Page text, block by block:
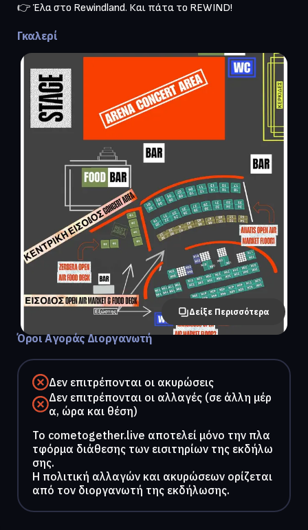
👉 Έλα στο Rewindland. Και πάτα το REWIND!
Γκαλερί
Δείξε Περισσότερα
Όροι Αγοράς Διοργανωτή
Δεν επιτρέπονται οι ακυρώσεις
Δεν επιτρέπονται οι αλλαγές (σε άλλη μέρ
α, ώρα και θέση)
To cometogether.live αποτελεί μόνο την πλα
τφόρμα διάθεσης των εισιτηρίων της εκδήλω
σης.
Η πολιτική αλλαγών και ακυρώσεων ορίζεται
από τον διοργανωτή της εκδήλωσης.